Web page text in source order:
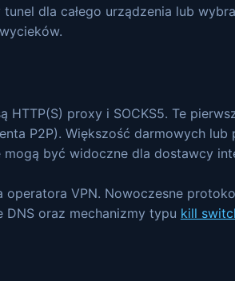
dla całego urządzenia lub
proxy i SOCKS5. Te
P2P). Większość darmowych lub
być widoczne dla dostawcy
VPN. Nowoczesne
oraz mechanizmy typu kill